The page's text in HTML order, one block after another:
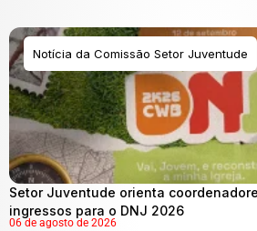
Notícia da Comissão Setor Juventude
Setor Juventude orienta
ingressos para o DNJ 2026
06 de agosto de 2026